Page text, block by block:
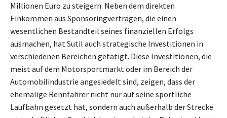
Millionen Euro zu steigern. Neben dem direkten
Einkommen aus Sponsoringverträgen, die einen
wesentlichen Bestandteil seines finanziellen Erfolgs
ausmachen, hat Sutil auch strategische Investitionen in
verschiedenen Bereichen getätigt. Diese Investitionen, die
meist auf dem Motorsportmarkt oder im Bereich der
Automobilindustrie angesiedelt sind, zeigen, dass der
ehemalige Rennfahrer nicht nur auf seine sportliche
Laufbahn gesetzt hat, sondern auch außerhalb der Strecke